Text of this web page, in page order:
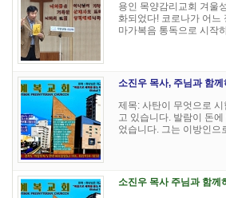
용인 목양감리교회 겨울
화되었다! 코로나가 어느
마가복음 통독으로 시작
소진우 목사, 주님과 함
제목: 사탄이 무엇으로
고 있습니다. 발람이 돈
었습니다. 그는 이방인으
소진우 목사 주님과 함께